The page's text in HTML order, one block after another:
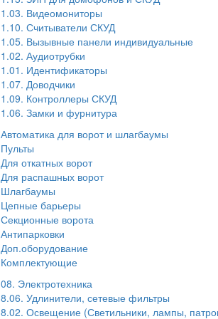
1.03. Видеомониторы
1.10. Считыватели СКУД
1.05. Вызывные панели индивидуальные
1.02. Аудиотрубки
1.01. Идентификаторы
1.07. Доводчики
1.09. Контроллеры СКУД
1.06. Замки и фурнитура
Автоматика для ворот и шлагбаумы
Пульты
Для откатных ворот
Для распашных ворот
Шлагбаумы
Цепные барьеры
Секционные ворота
Антипарковки
Доп.оборудование
Комплектующие
08. Электротехника
8.06. Удлинители, сетевые фильтры
8.02. Освещение (Светильники, лампы,